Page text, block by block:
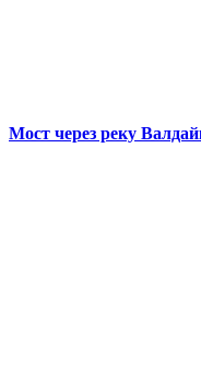
Мост через реку